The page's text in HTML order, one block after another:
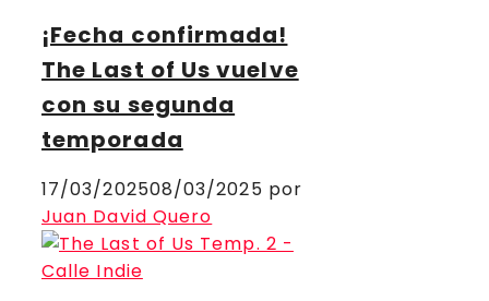
¡Fecha confirmada!
The Last of Us vuelve
con su segunda
temporada
17/03/202508/03/2025 por
Juan David Quero